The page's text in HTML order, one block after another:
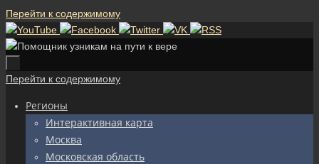
Перейти к содержимому
Перейти к содержимому
Регионы
Интерактивная карта
Москва
Московская область